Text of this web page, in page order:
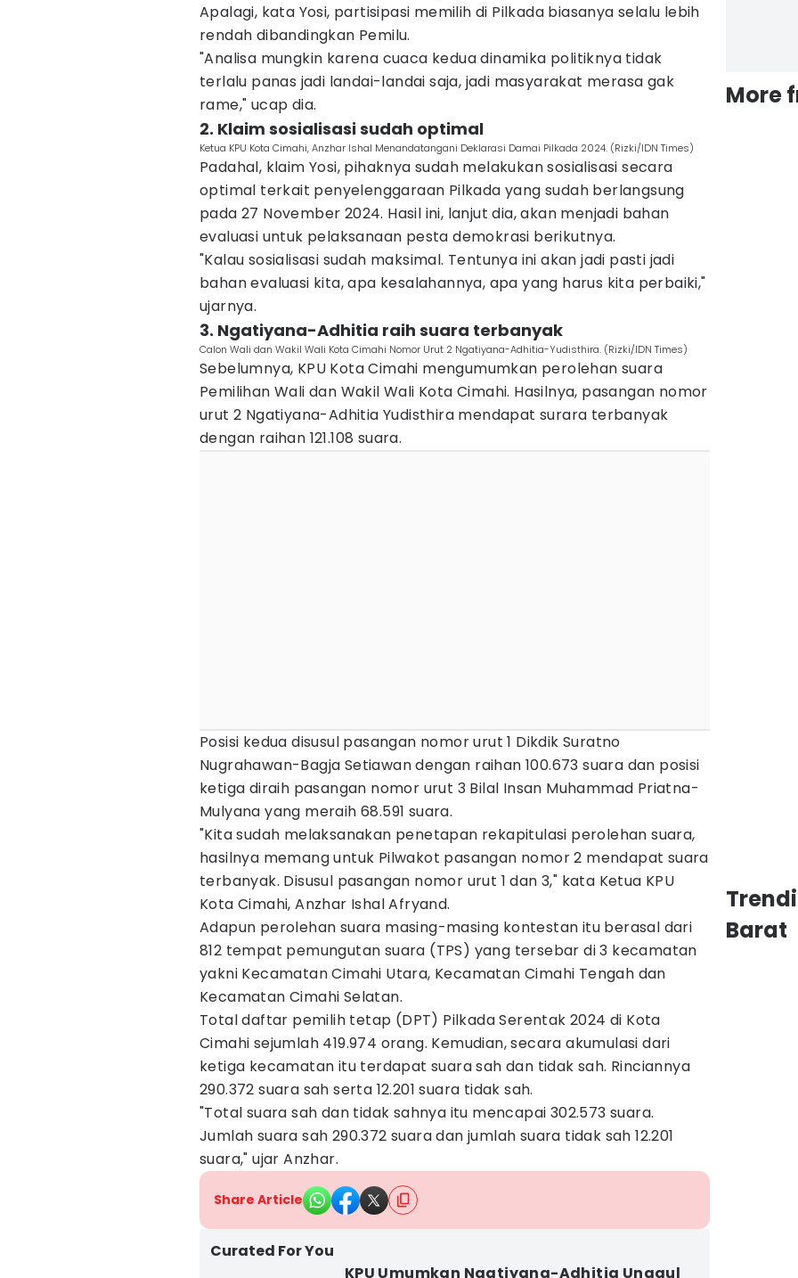
Apalagi, kata Yosi, partisipasi memilih di Pilkada biasanya selalu lebih
rendah dibandingkan Pemilu.
"Analisa mungkin karena cuaca kedua dinamika politiknya tidak
terlalu panas jadi landai-landai saja, jadi masyarakat merasa gak
rame," ucap dia.
2. Klaim sosialisasi sudah optimal
Ketua KPU Kota Cimahi, Anzhar Ishal Menandatangani Deklarasi Damai Pilkada 2024. (Rizki/IDN Times)
Padahal, klaim Yosi, pihaknya sudah melakukan sosialisasi secara
optimal terkait penyelenggaraan Pilkada yang sudah berlangsung
pada 27 November 2024. Hasil ini, lanjut dia, akan menjadi bahan
evaluasi untuk pelaksanaan pesta demokrasi berikutnya.
"Kalau sosialisasi sudah maksimal. Tentunya ini akan jadi pasti jadi
bahan evaluasi kita, apa kesalahannya, apa yang harus kita perbaiki,"
ujarnya.
3. Ngatiyana-Adhitia raih suara terbanyak
Calon Wali dan Wakil Wali Kota Cimahi Nomor Urut 2 Ngatiyana-Adhitia-Yudisthira. (Rizki/IDN Times)
Sebelumnya, KPU Kota Cimahi mengumumkan perolehan suara
Pemilihan Wali dan Wakil Wali Kota Cimahi. Hasilnya, pasangan nomor
urut 2 Ngatiyana-Adhitia Yudisthira mendapat surara terbanyak
dengan raihan 121.108 suara.
Posisi kedua disusul pasangan nomor urut 1 Dikdik Suratno
Nugrahawan-Bagja Setiawan dengan raihan 100.673 suara dan posisi
ketiga diraih pasangan nomor urut 3 Bilal Insan Muhammad Priatna-
Mulyana yang meraih 68.591 suara.
"Kita sudah melaksanakan penetapan rekapitulasi perolehan suara,
hasilnya memang untuk Pilwakot pasangan nomor 2 mendapat suara
terbanyak. Disusul pasangan nomor urut 1 dan 3," kata Ketua KPU
Kota Cimahi, Anzhar Ishal Afryand.
Adapun perolehan suara masing-masing kontestan itu berasal dari
812 tempat pemungutan suara (TPS) yang tersebar di 3 kecamatan
yakni Kecamatan Cimahi Utara, Kecamatan Cimahi Tengah dan
Kecamatan Cimahi Selatan.
Total daftar pemilih tetap (DPT) Pilkada Serentak 2024 di Kota
Cimahi sejumlah 419.974 orang. Kemudian, secara akumulasi dari
ketiga kecamatan itu terdapat suara sah dan tidak sah. Rinciannya
290.372 suara sah serta 12.201 suara tidak sah.
"Total suara sah dan tidak sahnya itu mencapai 302.573 suara.
Jumlah suara sah 290.372 suara dan jumlah suara tidak sah 12.201
suara," ujar Anzhar.
Share Article
Curated For You
KPU Umumkan Ngatiyana-Adhitia Unggul
More
Barat